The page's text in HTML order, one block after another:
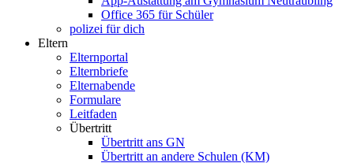
Office 365 für Schüler
polizei für dich
Eltern
Elternportal
Elternbriefe
Elternabende
Formulare
Leitfaden
Übertritt
Übertritt ans GN
Übertritt an andere Schulen (KM)